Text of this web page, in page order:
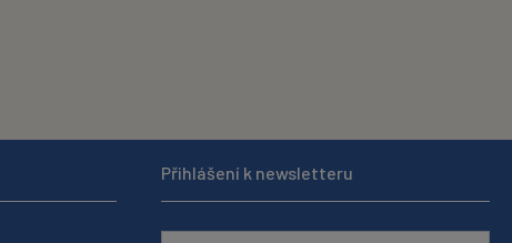
Přihlášení k newsletteru